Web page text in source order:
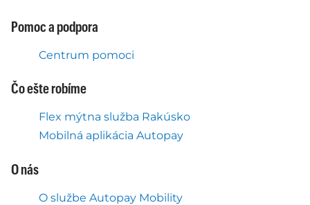
Pomoc a podpora
Centrum pomoci
Čo ešte robíme
Flex mýtna služba Rakúsko
Mobilná aplikácia Autopay
O nás
O službe Autopay Mobility